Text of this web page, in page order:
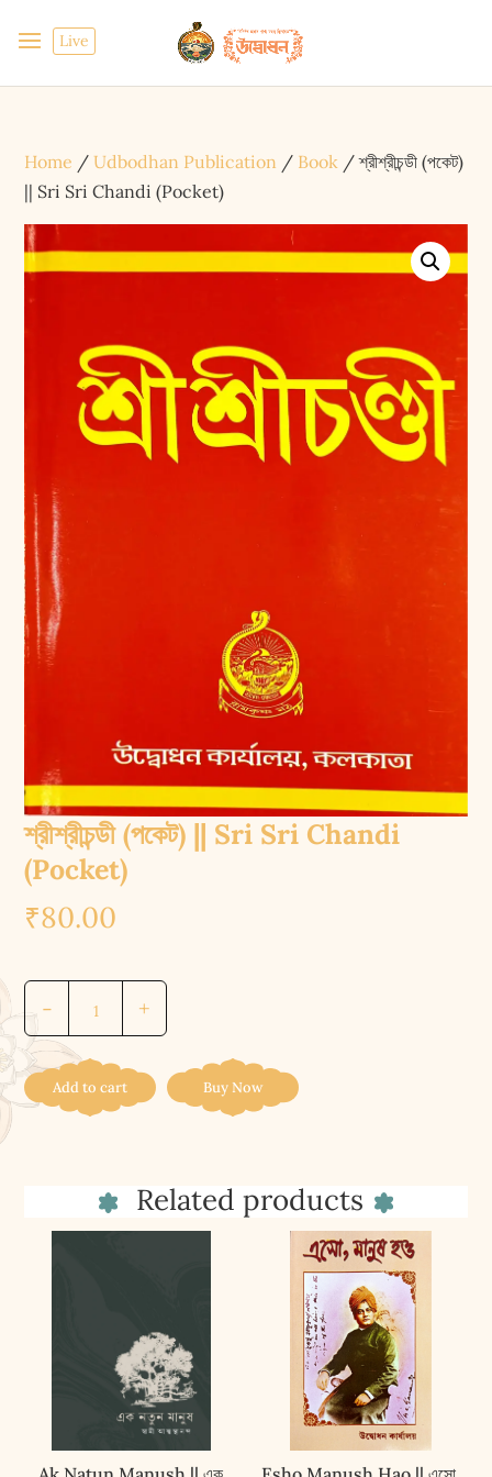
Live
Home /Udbodhan Publication / Book / শ্রীশ্রীচন্ডী (পকেট)
|| Sri Sri Chandi (Pocket)
শ্রীশ্রীচন্ডী (পকেট) || Sri Sri Chandi
(Pocket)
₹80.00
-
(পকেট)
||
Sri
Sri
quantity
+
Add to cart Buy Now
Related products